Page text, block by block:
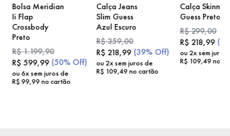
Bolsa Meridian
Ii Flap
Crossbody
Preto
R$1.199,90
R$ 599,99 (50% Off)
ou 6x sem juros de
R$ 99,99no cartão
Calça Jeans
Slim Guess
Azul Escuro
R$359,00
R$ 218,99 (39% Off)
ou2x sem juros de
R$ 109,49no cartão
Calça Skinny
Guess Preto
R$299,00
R$ 218,99 (
ou 2x sem juros
R$ 109,49no